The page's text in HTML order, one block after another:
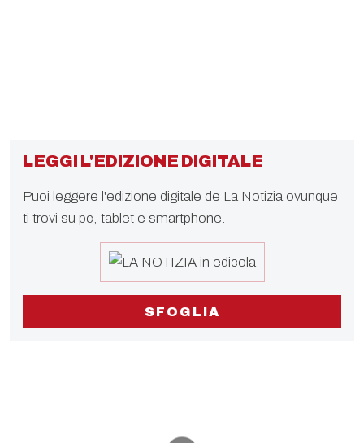
LEGGI L'EDIZIONE DIGITALE
Puoi leggere l'edizione digitale de La Notizia ovunque
ti trovi su pc, tablet e smartphone.
SFOGLIA